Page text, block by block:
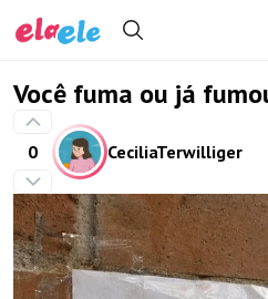
Você fuma ou já
0 CeciliaTerwilliger